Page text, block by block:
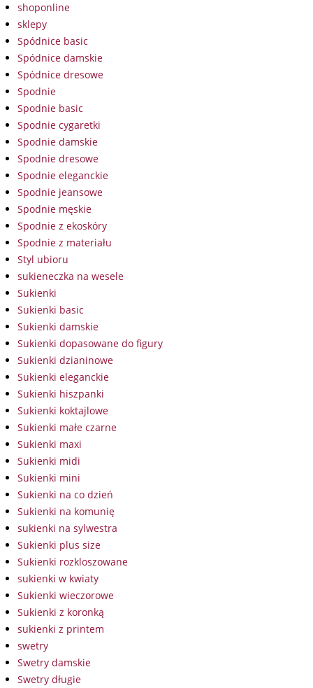
shoponline
sklepy
Spódnice basic
Spódnice damskie
Spódnice dresowe
Spodnie
Spodnie basic
Spodnie cygaretki
Spodnie damskie
Spodnie dresowe
Spodnie eleganckie
Spodnie jeansowe
Spodnie męskie
Spodnie z ekoskóry
Spodnie z materiału
Styl ubioru
sukieneczka na wesele
Sukienki
Sukienki basic
Sukienki damskie
Sukienki dopasowane do figury
Sukienki dzianinowe
Sukienki eleganckie
Sukienki hiszpanki
Sukienki koktajlowe
Sukienki małe czarne
Sukienki maxi
Sukienki midi
Sukienki mini
Sukienki na co dzień
Sukienki na komunię
sukienki na sylwestra
Sukienki plus size
Sukienki rozkloszowane
sukienki w kwiaty
Sukienki wieczorowe
Sukienki z koronką
sukienki z printem
swetry
Swetry damskie
Swetry długie